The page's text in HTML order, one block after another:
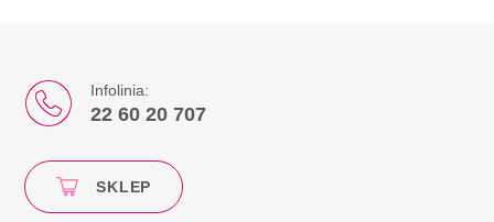
Infolinia:
22 60 20 707
SKLEP